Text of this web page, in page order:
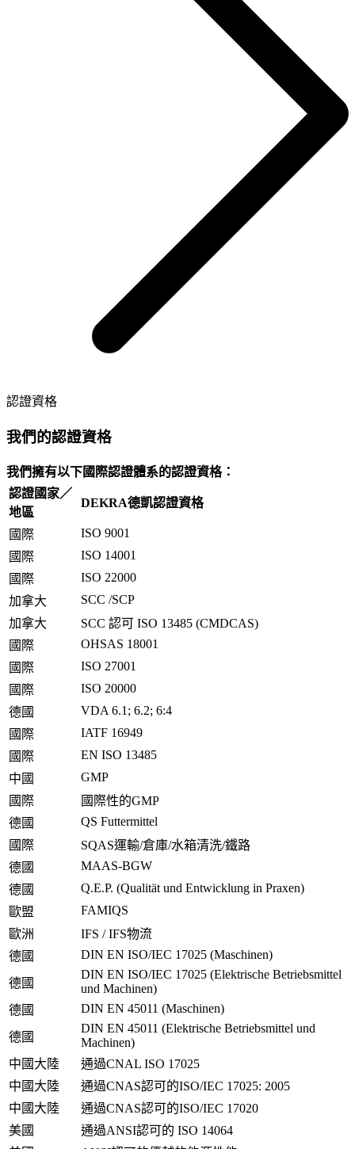
認證資格
我們的認證資格
我們擁有以下國際認證體系的認證資格：
認證國家／
地區
DEKRA德凱認證資格
國際
ISO 9001
國際
ISO 14001
國際
ISO 22000
加拿大
SCC /SCP
加拿大
SCC 認可 ISO 13485 (CMDCAS)
國際
OHSAS 18001
國際
ISO 27001
國際
ISO 20000
德國
VDA 6.1; 6.2; 6:4
國際
IATF 16949
國際
EN ISO 13485
中國
GMP
國際
國際性的GMP
德國
QS Futtermittel
國際
SQAS運輸/倉庫/水箱清洗/鐵路
德國
MAAS-BGW
德國
Q.E.P. (Qualität und Entwicklung in Praxen)
歐盟
FAMIQS
歐洲
IFS / IFS物流
德國
DIN EN ISO/IEC 17025 (Maschinen)
德國
DIN EN ISO/IEC 17025 (Elektrische Betriebsmittel
und Machinen)
德國
DIN EN 45011 (Maschinen)
德國
DIN EN 45011 (Elektrische Betriebsmittel und
Machinen)
中國大陸
通過CNAL ISO 17025
中國大陸
通過CNAS認可的ISO/IEC 17025: 2005
中國大陸
通過CNAS認可的ISO/IEC 17020
美國
通過ANSI認可的 ISO 14064